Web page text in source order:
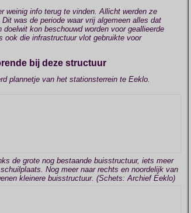
weinig info terug te vinden. Allicht werden ze
was de periode waar vrij algemeen alles dat
kon beschouwd worden voor geallieerde
ook die infrastructuur vlot gebruikte voor
bij deze structuur
plannetje van het stationsterrein te Eeklo.
de grote nog bestaande buisstructuur, iets meer
Nog meer naar rechts en noordelijk van
kleinere buisstructuur. (Schets: Archief Eeklo)